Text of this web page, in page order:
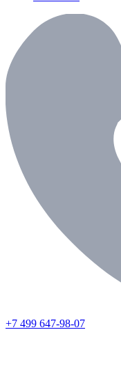
+7 499 647-98-07